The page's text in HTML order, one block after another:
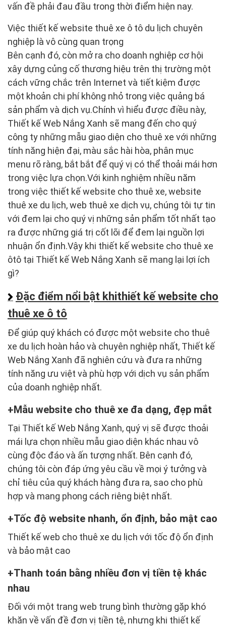
vấn đề phải đau đầu trong thời điểm hiện nay.
Việc thiết kế website thuê xe ô tô du lịch chuyên
nghiệp là vô cùng quan trọng
Bên cạnh đó, còn mở ra cho doanh nghiệp cơ hội
xây dựng củng cố thương hiệu trên thị trường một
cách vững chắc trên Internet và tiết kiệm được
một khoản chi phí không nhỏ trong việc quảng bá
sản phẩm và dịch vụ.Chính vì hiểu được điều này,
Thiết kế Web Nắng Xanh sẽ mang đến cho quý
công ty những mẫu giao diện cho thuê xe với những
tính năng hiện đại, màu sắc hài hòa, phân mục
menu rõ ràng, bắt bắt để quý vị có thể thoải mái hơn
trong việc lựa chọn.Với kinh nghiệm nhiều năm
trong việc thiết kế website cho thuê xe, website
thuê xe du lịch, web thuê xe dịch vụ, chúng tôi tự tin
với đem lại cho quý vị những sản phẩm tốt nhất tạo
ra được những giá trị cốt lõi để đem lại nguồn lợi
nhuận ổn định.Vậy khi thiết kế website cho thuê xe
ôtô tại Thiết kế Web Nắng Xanh sẽ mang lại lợi ích
gì?
Đặc điểm nổi bật khithiết kế website cho
thuê xe ô tô
Để giúp quý khách có được một website cho thuê
xe du lịch hoàn hảo và chuyên nghiệp nhất, Thiết kế
Web Nắng Xanh đã nghiên cứu và đưa ra những
tính năng ưu việt và phù hợp với dịch vụ sản phẩm
của doanh nghiệp nhất.
Mẫu website cho thuê xe đa dạng, đẹp mắt
Tại Thiết kế Web Nắng Xanh, quý vị sẽ được thoải
mái lựa chọn nhiều mẫu giao diện khác nhau vô
cùng độc đáo và ấn tượng nhất. Bên cạnh đó,
chúng tôi còn đáp ứng yêu cầu về mọi ý tưởng và
chỉ tiêu của quý khách hàng đưa ra, sao cho phù
hợp và mang phong cách riêng biệt nhất.
Tốc độ website nhanh, ổn định, bảo mật cao
Thiết kế web cho thuê xe du lịch với tốc độ ổn định
và bảo mật cao​
Thanh toán bằng nhiều đơn vị tiền tệ khác
nhau
Đối với một trang web trung bình thường gặp khó
khăn về vấn đề đơn vị tiền tệ, nhưng khi thiết kế